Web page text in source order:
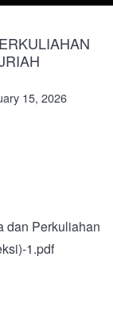
Menu
15, 2026
dan Perkuliahan
1.pdf